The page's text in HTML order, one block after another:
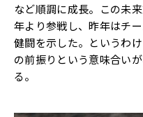
など順調に成長。この未
年より参戦し、昨年はチ
健闘を示した。というわ
の前振りという意味合い
る。